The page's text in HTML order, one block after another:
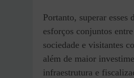
Portanto, superar esses
esforços conjuntos
sociedade e visitantes
além de maior
infraestrutura e